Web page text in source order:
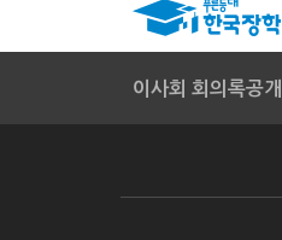
이사회 회의록공개